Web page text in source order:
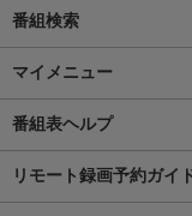
番組検索
マイメニュー
番組表ヘルプ
リモート録画予約ガイ